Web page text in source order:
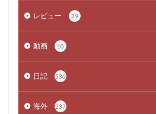
レビュー 29
動画 10
日記 536
海外 237